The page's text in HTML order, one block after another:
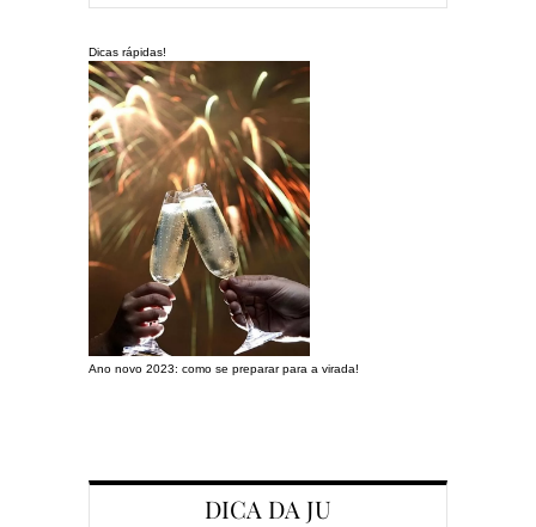
Dicas rápidas!
Ano novo 2023: como se preparar para a virada!
DICA DA JU